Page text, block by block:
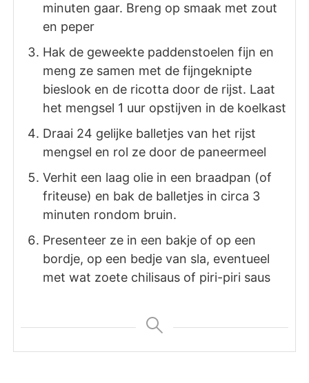
minuten gaar. Breng op smaak met zout
en peper
Hak de geweekte paddenstoelen fijn en
meng ze samen met de fijngeknipte
bieslook en de ricotta door de rijst. Laat
het mengsel 1 uur opstijven in de koelkast
Draai 24 gelijke balletjes van het rijst
mengsel en rol ze door de paneermeel
Verhit een laag olie in een braadpan (of
friteuse) en bak de balletjes in circa 3
minuten rondom bruin.
Presenteer ze in een bakje of op een
bordje, op een bedje van sla, eventueel
met wat zoete chilisaus of piri-piri saus